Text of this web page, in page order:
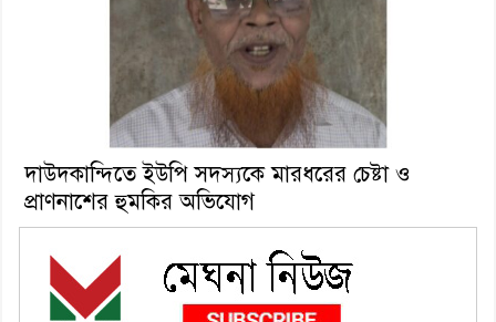
দাউদকান্দিতে ইউপি সদস্যকে মারধরের চেষ্টা ও
প্রাণনাশের হুমকির অভিযোগ